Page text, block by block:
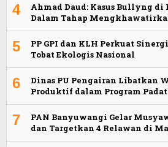
4
Ahmad Daud: Kasus Bullyng di
Dalam Tahap
5
PP GPI dan KLH Perkuat
Tobat Ekologis Nasional
6
Dinas PU Pengairan Libatkan
Produktif dalam Program
7
PAN Banyuwangi Gelar
dan Targetkan 4 Relawan di